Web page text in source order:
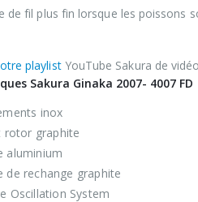
de fil plus fin lorsque les
playlistYouTube Sakura de
Sakura Ginaka 2007- 4007 FD
inox
rotor graphite
aluminium
de rechange graphite
Oscillation System